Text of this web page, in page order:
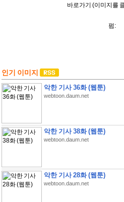
바로가기 (이미지를
펌:
인기 이미지
악한 기사 36화 (웹툰)
webtoon.daum.net
악한 기사 38화 (웹툰)
webtoon.daum.net
악한 기사 28화 (웹툰)
webtoon.daum.net